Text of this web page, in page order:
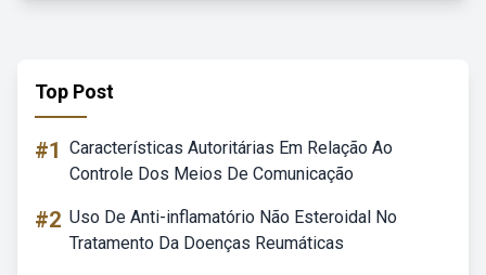
Top Post
#1 Características Autoritárias Em Relação Ao
Controle Dos Meios De Comunicação
#2 Uso De Anti-inflamatório Não Esteroidal No
Tratamento Da Doenças Reumáticas